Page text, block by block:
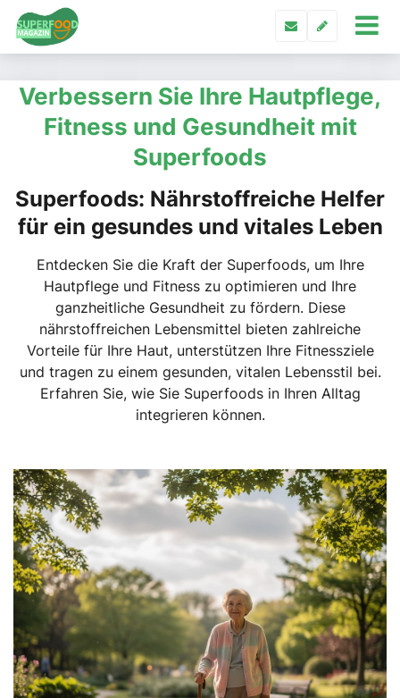
Verbessern Sie Ihre Hautpflege,
Fitness und Gesundheit mit
Superfoods
Superfoods: Nährstoffreiche Helfer
für ein gesundes und vitales Leben
Entdecken Sie die Kraft der Superfoods, um Ihre
Hautpflege und Fitness zu optimieren und Ihre
ganzheitliche Gesundheit zu fördern. Diese
nährstoffreichen Lebensmittel bieten zahlreiche
Vorteile für Ihre Haut, unterstützen Ihre Fitnessziele
und tragen zu einem gesunden, vitalen Lebensstil bei.
Erfahren Sie, wie Sie Superfoods in Ihren Alltag
integrieren können.